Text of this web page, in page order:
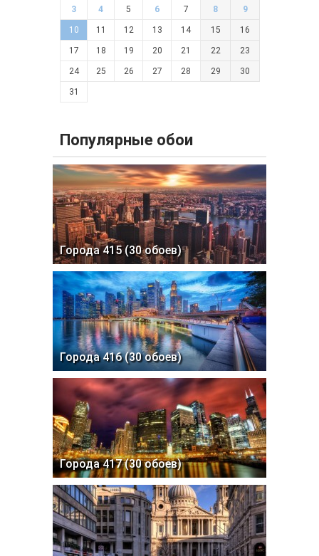
3 4 5 6 7 8 9
10 11 12 13 14 15 16
17 18 19 20 21 22 23
24 25 26 27 28 29 30
31
Популярные обои
Города 415 (30 обоев)
Города 416 (30 обоев)
Города 417 (30 обоев)